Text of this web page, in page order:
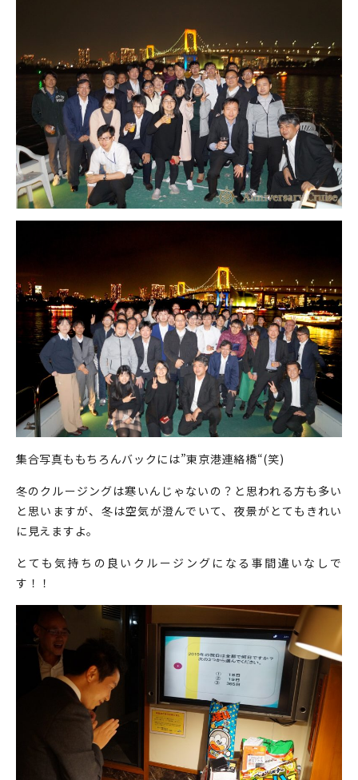
集合写真ももちろんバックには”東京港連絡橋“(笑)
冬のクルージングは寒いんじゃないの？と思われる方も多い
と思いますが、冬は空気が澄んでいて、夜景がとてもきれい
に見えますよ。
とても気持ちの良いクルージングになる事間違いなしで
す！！